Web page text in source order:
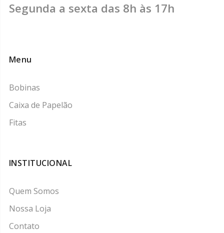
Segunda a sexta das 8h às 17h
Menu
Bobinas
Caixa de Papelão
Fitas
INSTITUCIONAL
Quem Somos
Nossa Loja
Contato